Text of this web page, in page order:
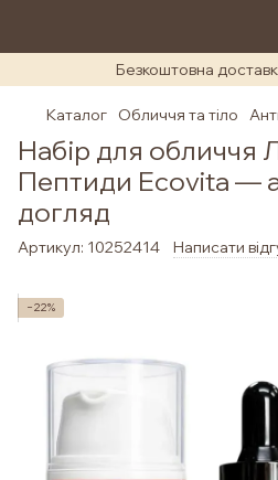
Безкоштовна
Каталог Обличчя та тіло
Набір для обличчя
Пептиди Ecovita —
догляд
Артикул: 10252414 Написати
−22%